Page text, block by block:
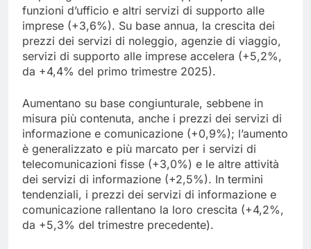
funzioni d’ufficio e altri servizi di supporto alle
imprese (+3,6%). Su base annua, la crescita dei
prezzi dei servizi di noleggio, agenzie di viaggio,
servizi di supporto alle imprese accelera (+5,2%,
da +4,4% del primo trimestre 2025).
Aumentano su base congiunturale, sebbene in
misura più contenuta, anche i prezzi dei servizi di
informazione e comunicazione (+0,9%); l’aumento
è generalizzato e più marcato per i servizi di
telecomunicazioni fisse (+3,0%) e le altre attività
dei servizi di informazione (+2,5%). In termini
tendenziali, i prezzi dei servizi di informazione e
comunicazione rallentano la loro crescita (+4,2%,
da +5,3% del trimestre precedente).